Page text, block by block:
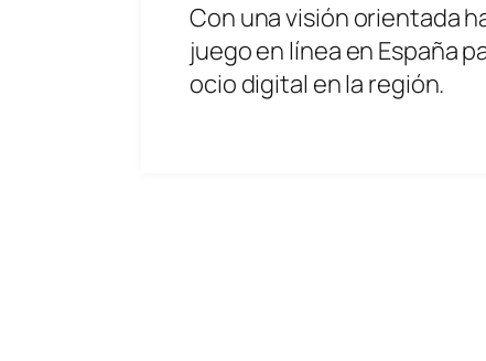
Con una visión orientada
juego en línea en España
ocio digital en la región.